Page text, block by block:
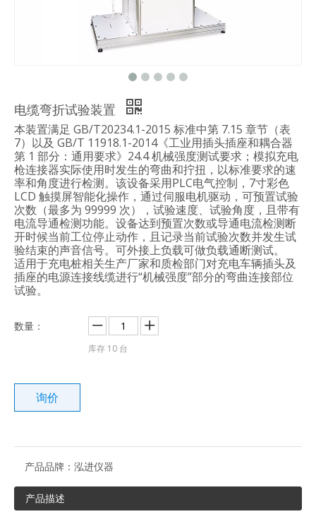
电缆弯折试验装置
本装置满足 GB/T20234.1-2015 标准中第 7.15 章节（表
7）以及 GB/T 11918.1-2014《工业用插头插座和耦合器
第 1 部分：通用要求》24.4 机械强度测试要求；模拟充电
枪连接器实际使用时发生的弯曲和拧扭，以标准要求的速
率和角度进行检测。该设备采用PLC电气控制，7寸彩色
LCD 触摸屏智能化操作，通过伺服电机驱动，可预置试验
次数（最多为 99999 次），试验速度、试验角度，且带有
电流导通检测功能。设备达到预置次数或导通电流检测断
开时候当前工位停止动作，且记录当前试验次数并发生试
验结束的声音信号。可外接上负载可做负载通断测试。
适用于充电桩相关生产厂家和质检部门对充电车辆插头及
插座的电源连接线缆进行“机械强度”部分的弯曲连接部位
试验。
数量：
库存 10 台
询价
产品品牌： 泓进仪器
产品描述